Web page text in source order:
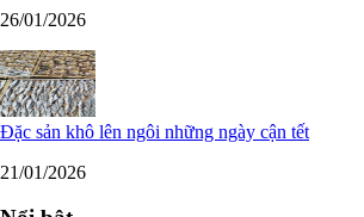
26/01/2026
Đặc sản khô lên ngôi những ngày cận tết
21/01/2026